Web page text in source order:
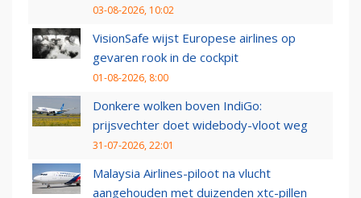
03-08-2026, 10:02
VisionSafe wijst Europese airlines op
gevaren rook in de cockpit
01-08-2026, 8:00
Donkere wolken boven IndiGo:
prijsvechter doet widebody-vloot weg
31-07-2026, 22:01
Malaysia Airlines-piloot na vlucht
aangehouden met duizenden xtc-pillen